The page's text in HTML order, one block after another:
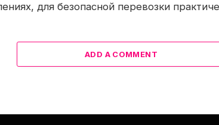
для безопасной перевозки
ADD A COMMENT